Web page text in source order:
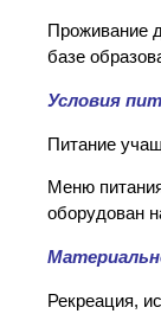
Проживание
базе
Условия
Питание
Меню
оборудован
Рекреация,